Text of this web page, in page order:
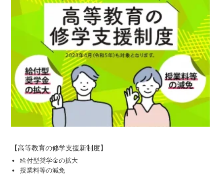
【高等教育の修学支援新制度】
給付型奨学金の拡大
授業料等の減免